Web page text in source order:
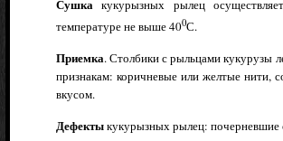
Сушка кукурызных рылец
температуре не выше 400С.
Приемка. Столбики с рыльцами кукурузы
признакам: коричневые или желтые нити,
вкусом.
Дефектыкукурызных рылец: почерневшие